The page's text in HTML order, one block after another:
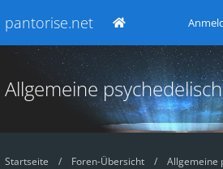
pantorise.net
Allgemeine
Startseite Foren-Übersicht Allgemeine